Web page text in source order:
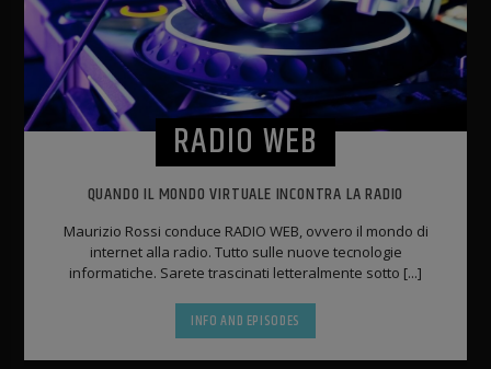
RADIO WEB
QUANDO IL MONDO VIRTUALE INCONTRA LA RADIO
Maurizio Rossi conduce RADIO WEB, ovvero il mondo di
internet alla radio. Tutto sulle nuove tecnologie
informatiche. Sarete trascinati letteralmente sotto [...]
INFO AND EPISODES